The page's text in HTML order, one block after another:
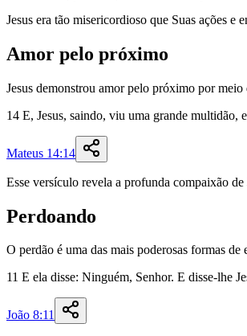
Jesus era tão misericordioso que Suas ações
Amor pelo próximo
Jesus demonstrou amor pelo próximo por meio
14 E, Jesus, saindo, viu uma grande multidão, e
Mateus 14:14
Esse versículo revela a profunda compaixão
Perdoando
O perdão é uma das mais poderosas formas
11 E ela disse: Ninguém, Senhor. E disse-lhe
João 8:11